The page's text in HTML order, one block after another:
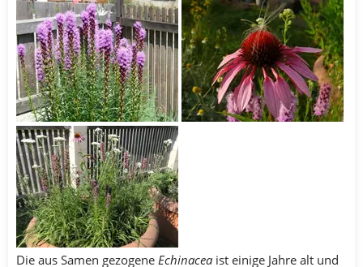
Die aus Samen gezogene Echinacea ist einige Jahre alt und